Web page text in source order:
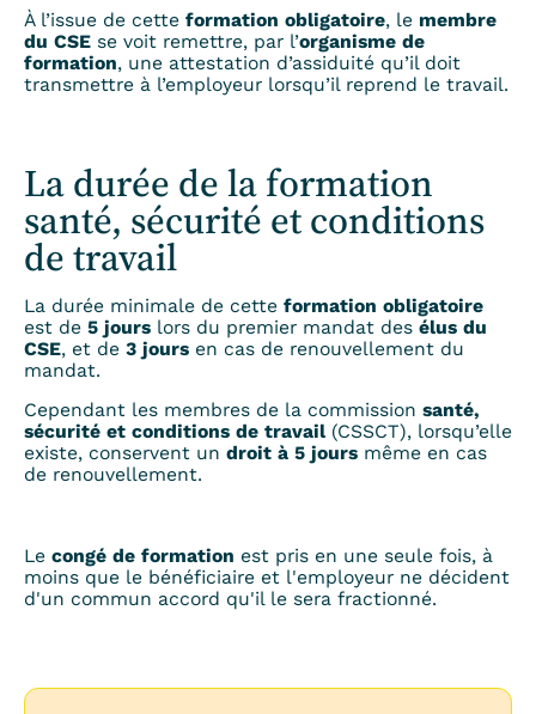
À l’issue de cette formation obligatoire, le membre
du CSEse voit remettre, par l’organisme de
formation, une attestation d’assiduité qu’il doit
transmettre à l’employeur lorsqu’il reprend le travail.
La durée de la formation
santé, sécurité et conditions
de travail
La durée minimale de cette formation obligatoire
est de5 jours lors du premier mandat des élus du
CSE, et de 3 jours en cas de renouvellement du
mandat.
Cependant les membres de la commission santé,
sécurité et conditions de travail(CSSCT), lorsqu’elle
existe, conservent un droit à 5 joursmême en cas
de renouvellement.
Le congé de formation est pris en une seule fois, à
moins que le bénéficiaire et l'employeur ne décident
d'un commun accord qu'il le sera fractionné.